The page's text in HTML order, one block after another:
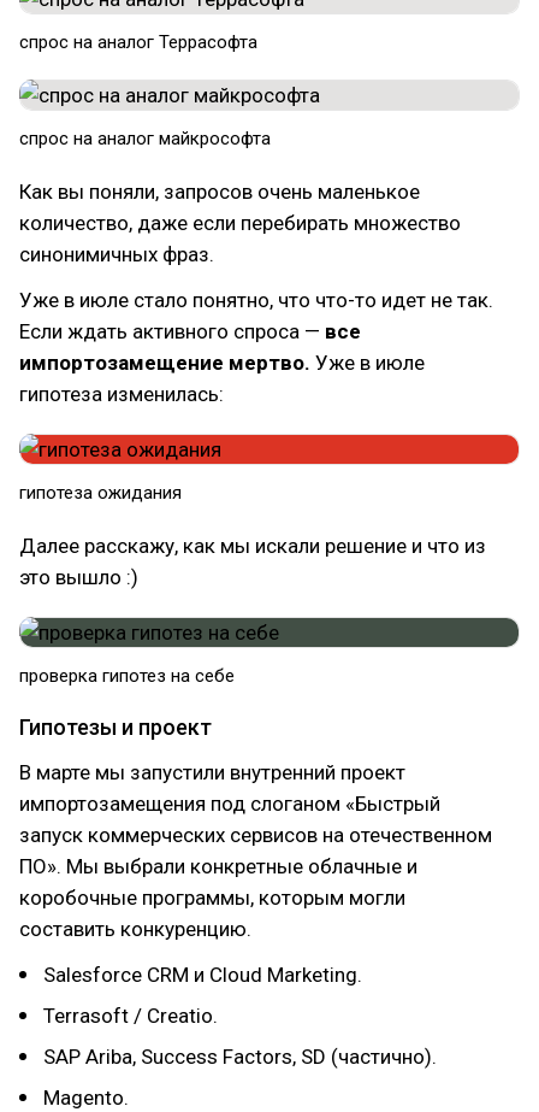
спрос на аналог Террасофта
спрос на аналог майкрософта
Как вы поняли, запросов очень маленькое
количество, даже если перебирать множество
синонимичных фраз.
Уже в июле стало понятно, что что-то идет не так.
Если ждать активного спроса — все
импортозамещение мертво. Уже в июле
гипотеза изменилась:
гипотеза ожидания
Далее расскажу, как мы искали решение и что из
это вышло :)
проверка гипотез на себе
Гипотезы и проект
В марте мы запустили внутренний проект
импортозамещения под слоганом «Быстрый
запуск коммерческих сервисов на отечественном
ПО». Мы выбрали конкретные облачные и
коробочные программы, которым могли
составить конкуренцию.
Salesforce CRM и Cloud Marketing.
Terrasoft / Creatio.
SAP Ariba, Success Factors, SD (частично).
Magento.